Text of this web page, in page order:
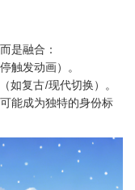
是融合：
触发动画）。
如复古/现代切换）。
能成为独特的身份标